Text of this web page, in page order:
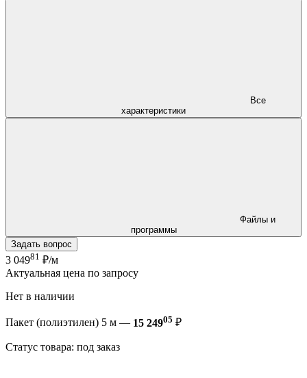
характеристики
программы
Задать вопрос
3 04981 ₽/м
Актуальная цена по запросу
Нет в наличии
Пакет (полиэтилен) 5 м — 15 24905 ₽
Статус товара: под заказ